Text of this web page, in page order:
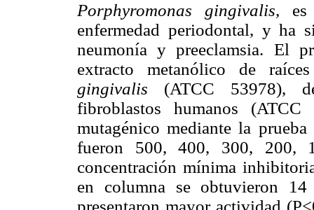
Porphyromonas gingivalis, es
enfermedad periodontal, y ha
neumonía y preeclamsia. El
extracto metanólico de
gingivalis (ATCC 53978),
fibroblastos humanos
mutagénico mediante la
fueron 500, 400, 300,
concentración mínima
en columna se obtuvieron
presentaron mayor actividad